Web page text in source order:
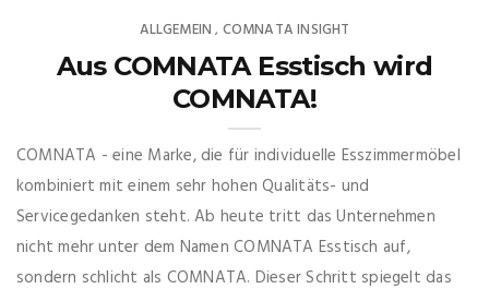
ALLGEMEIN , COMNATA INSIGHT
Aus COMNATA Esstisch wird
COMNATA!
COMNATA - eine Marke, die für individuelle Esszimmermöbel
kombiniert mit einem sehr hohen Qualitäts- und
Servicegedanken steht. Ab heute tritt das Unternehmen
nicht mehr unter dem Namen COMNATA Esstisch auf,
sondern schlicht als COMNATA. Dieser Schritt spiegelt das